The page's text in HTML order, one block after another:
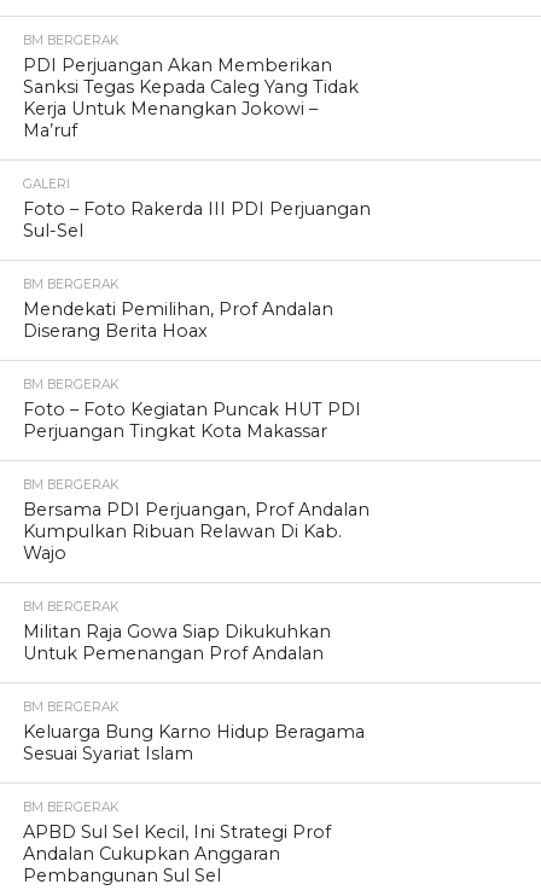
BM BERGERAK
PDI Perjuangan Akan Memberikan
Sanksi Tegas Kepada Caleg Yang Tidak
Kerja Untuk Menangkan Jokowi –
Ma’ruf
GALERI
Foto – Foto Rakerda III PDI Perjuangan
Sul-Sel
BM BERGERAK
Mendekati Pemilihan, Prof Andalan
Diserang Berita Hoax
BM BERGERAK
Foto – Foto Kegiatan Puncak HUT PDI
Perjuangan Tingkat Kota Makassar
BM BERGERAK
Bersama PDI Perjuangan, Prof Andalan
Kumpulkan Ribuan Relawan Di Kab.
Wajo
BM BERGERAK
Militan Raja Gowa Siap Dikukuhkan
Untuk Pemenangan Prof Andalan
BM BERGERAK
Keluarga Bung Karno Hidup Beragama
Sesuai Syariat Islam
BM BERGERAK
APBD Sul Sel Kecil, Ini Strategi Prof
Andalan Cukupkan Anggaran
Pembangunan Sul Sel